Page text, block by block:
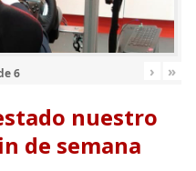
6 › »
nuestro
de semana